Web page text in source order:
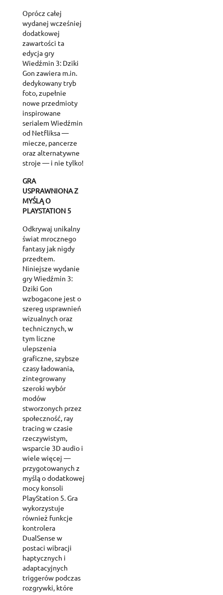
Oprócz całej
wydanej wcześniej
dodatkowej
zawartości ta
edycja gry
Wiedźmin 3: Dziki
Gon zawiera m.in.
dedykowany tryb
foto, zupełnie
nowe przedmioty
inspirowane
serialem Wiedźmin
od Netfliksa —
miecze, pancerze
oraz alternatywne
stroje — i nie tylko!
GRA
USPRAWNIONA Z
MYŚLĄ O
PLAYSTATION 5
Odkrywaj unikalny
świat mrocznego
fantasy jak nigdy
przedtem.
Niniejsze wydanie
gry Wiedźmin 3:
Dziki Gon
wzbogacone jest o
szereg usprawnień
wizualnych oraz
technicznych, w
tym liczne
ulepszenia
graficzne, szybsze
czasy ładowania,
zintegrowany
szeroki wybór
modów
stworzonych przez
społeczność, ray
tracing w czasie
rzeczywistym,
wsparcie 3D audio i
wiele więcej —
przygotowanych z
myślą o dodatkowej
mocy konsoli
PlayStation 5. Gra
wykorzystuje
również funkcje
kontrolera
DualSense w
postaci wibracji
haptycznych i
adaptacyjnych
triggerów podczas
rozgrywki, które